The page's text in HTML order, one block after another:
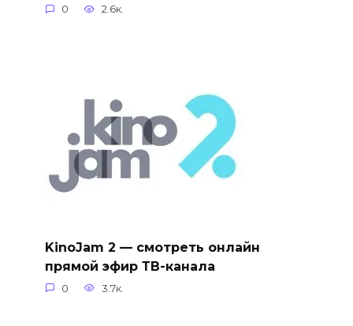
0 2.6к.
KinoJam 2 — смотреть онлайн
прямой эфир ТВ-канала
0 3.7к.